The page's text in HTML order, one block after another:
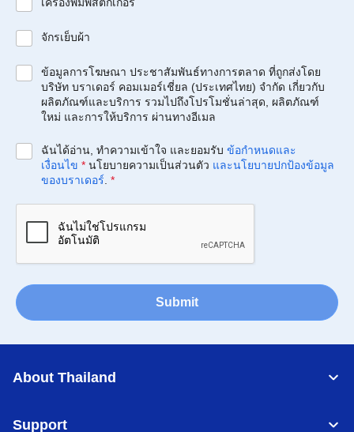
จักรเย็บผ้า
ข้อมูลการโฆษณา ประชาสัมพันธ์ทางการตลาด ที่ถูกส่งโดย
บริษัท บราเดอร์ คอมเมอร์เชี่ยล (ประเทศไทย) จำกัด เกี่ยวกับ
ผลิตภัณฑ์และบริการ รวมไปถึงโปรโมชั่นล่าสุด, ผลิตภัณฑ์
ใหม่ และการให้บริการ ผ่านทางอีเมล
ฉันได้อ่าน, ทำความเข้าใจ และยอมรับ ข้อกำหนดและ
เงื่อนไข * นโยบายความเป็นส่วนตัว และนโยบายปกป้องข้อมูล
ของบราเดอร์ *
Submit
About Thailand
Support